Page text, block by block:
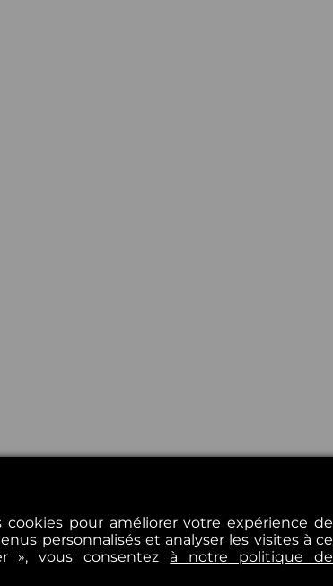
pour améliorer votre expérience de
personnalisés et analyser les visites à ce
», vous consentez à notre politique de